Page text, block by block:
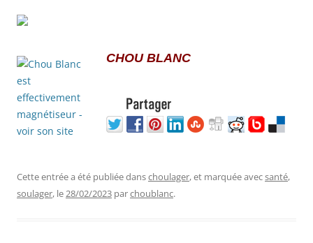
CHOU BLANC
Cette entrée a été publiée danschoulager, et marquée avecsanté,
soulager, le28/02/2023 parchoublanc.